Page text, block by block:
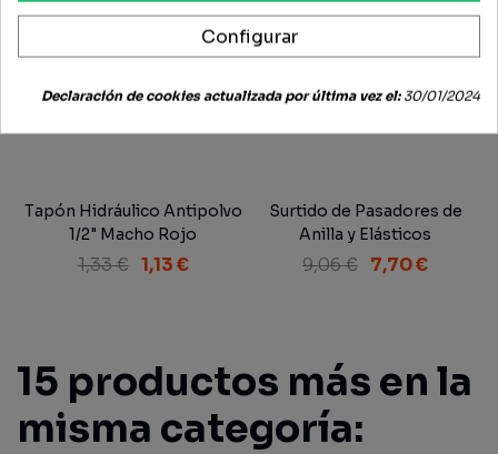
Tapón Hidráulico Antipolvo
1/2" Macho Rojo
1,33 € 1,13 €
Surtido de Pasadores de
Anilla y Elásticos
9,06 € 7,70 €
15 productos más en la
misma categoría:
Configurar
Declaración de cookies actualizada por última vez el:30/01/2024